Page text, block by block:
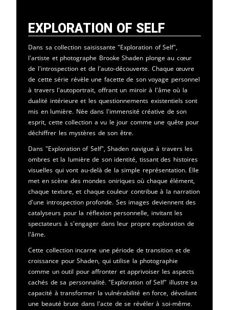
Exploration of Self
Dans sa collection saisissante "Exploration of Self",
l'artiste et photographe Brooke Shaden plonge au cœur
de l'introspection et de l'auto-découverte. Chaque œuvre
de cette série révèle une facette de son voyage personnel
à travers l'autoportrait, offrant un miroir à l'âme où la
dualité intérieure et les questionnements existentiels sont
mis en lumière. Née dans l'immensité créative de son
esprit, cette collection a vu le jour comme une quête pour
déchiffrer les mystères de son être.
Dans "Exploration of Self", Shaden navigue à travers les
ombres et la lumière de son identité, tissant des histoires
visuelles qui vont au-delà de la simple représentation. Elle
met en scène des mondes oniriques où chaque élément,
chaque texture, et chaque couleur contribue à la narration
d'une introspection profonde. Ses images deviennent des
catalyseurs pour la réflexion personnelle, invitant les
spectateurs à s'engager dans leur propre exploration de
l'âme.
Cette collection incarne une période de transition et de
croissance pour Shaden, qui utilise la photographie
comme un outil pour affronter et apprivoiser les aspects
cachés de sa personnalité. "Exploration of Self" illustre sa
capacité à transformer la vulnérabilité en force, dévoilant
une beauté brute dans l'acte de se révéler à soi-même.